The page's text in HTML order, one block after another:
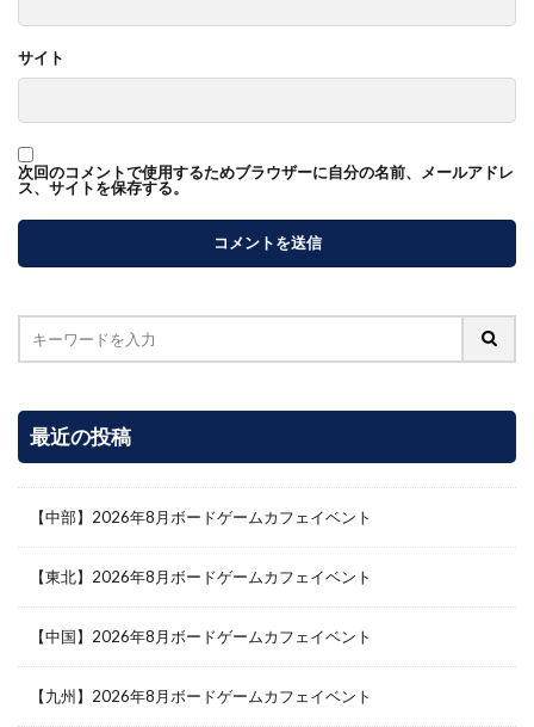
サイト
次回のコメントで使用するためブラウザーに自分の名前、メールアドレ
ス、サイトを保存する。
最近の投稿
【中部】2026年8月ボードゲームカフェイベント
【東北】2026年8月ボードゲームカフェイベント
【中国】2026年8月ボードゲームカフェイベント
【九州】2026年8月ボードゲームカフェイベント